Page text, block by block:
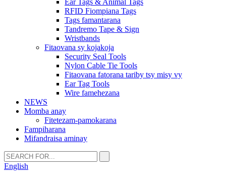
Ear Tags & Animal Tags
RFID Fiompiana Tags
Tags famantarana
Tandremo Tape & Sign
Wristbands
Fitaovana sy kojakoja
Security Seal Tools
Nylon Cable Tie Tools
Fitaovana fatorana tariby tsy misy vy
Ear Tag Tools
Wire famehezana
NEWS
Momba anay
Fitetezam-pamokarana
Fampiharana
Mifandraisa aminay
English